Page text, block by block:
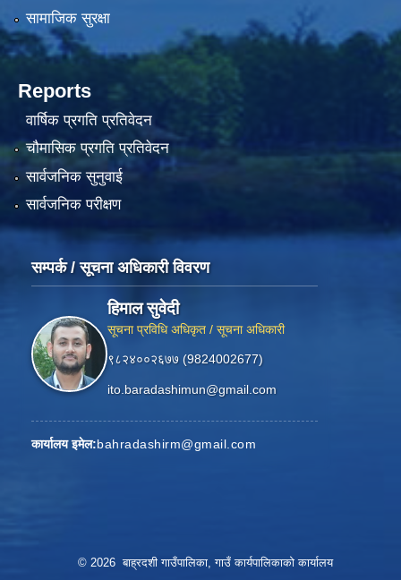
सामाजिक सुरक्षा
Reports
वार्षिक प्रगति प्रतिवेदन
चौमासिक प्रगति प्रतिवेदन
सार्वजनिक सुनुवाई
सार्वजनिक परीक्षण
सम्पर्क / सूचना अधिकारी विवरण
हिमाल सुवेदी
सूचना प्रविधि अधिकृत / सूचना अधिकारी
९८२४००२६७७ (9824002677)
ito.baradashimun@gmail.com
कार्यालय इमेल:bahradashirm@gmail.com
© 2026 बाह्रदशी गाउँपालिका, गाउँ कार्यपालिकाको कार्यालय